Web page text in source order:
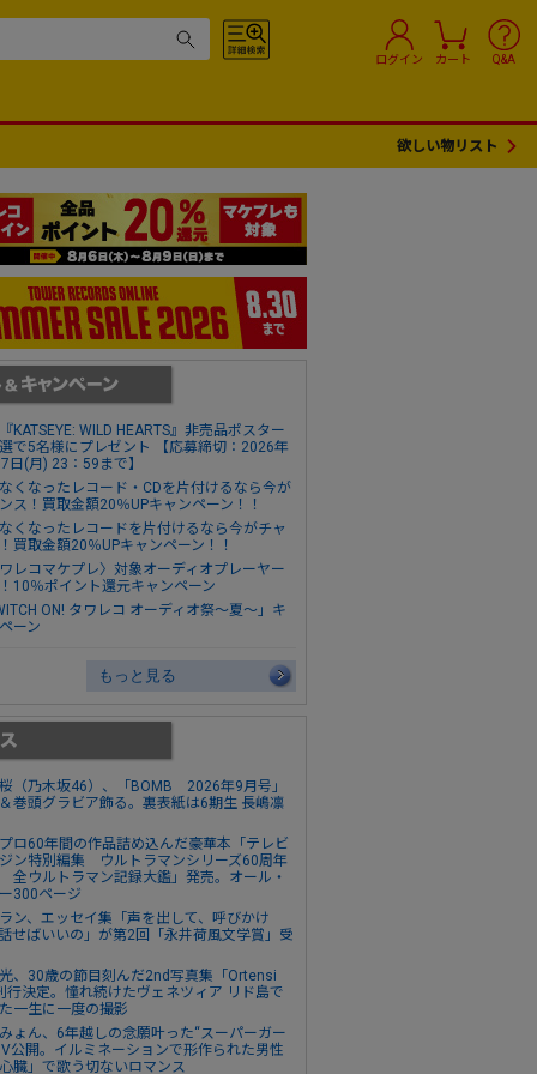
ログイン カート Q&A
欲しい物リスト
KATSEYE: WILD HEARTS』非売品ポスター
で5名様にプレゼント 【応募締切：2026年
日(月) 23：59まで】
くなったレコード・CDを片付けるなら今が
ス！買取金額20％UPキャンペーン！！
くなったレコードを片付けるなら今がチャ
買取金額20％UPキャンペーン！！
ワレコマケプレ〉対象オーディオプレーヤー
10％ポイント還元キャンペーン
ON! タワレコ オーディオ祭～夏～」キ
ーン
もっと見る
（乃木坂46）、「BOMB 2026年9月号」
巻頭グラビア飾る。裏表紙は6期生 長嶋凛
ロ60年間の作品詰め込んだ豪華本「テレビ
ン特別編集 ウルトラマンシリーズ60周年
全ウルトラマン記録大鑑」発売。オール・
300ページ
ン、エッセイ集「声を出して、呼びかけ
せばいいの」が第2回「永井荷風文学賞」受
、30歳の節目刻んだ2nd写真集「Ortensi
行決定。憧れ続けたヴェネツィア リド島で
一生に一度の撮影
ょん、6年越しの念願叶った“スーパーガー
公開。イルミネーションで形作られた男性
臓」で歌う切ないロマンス